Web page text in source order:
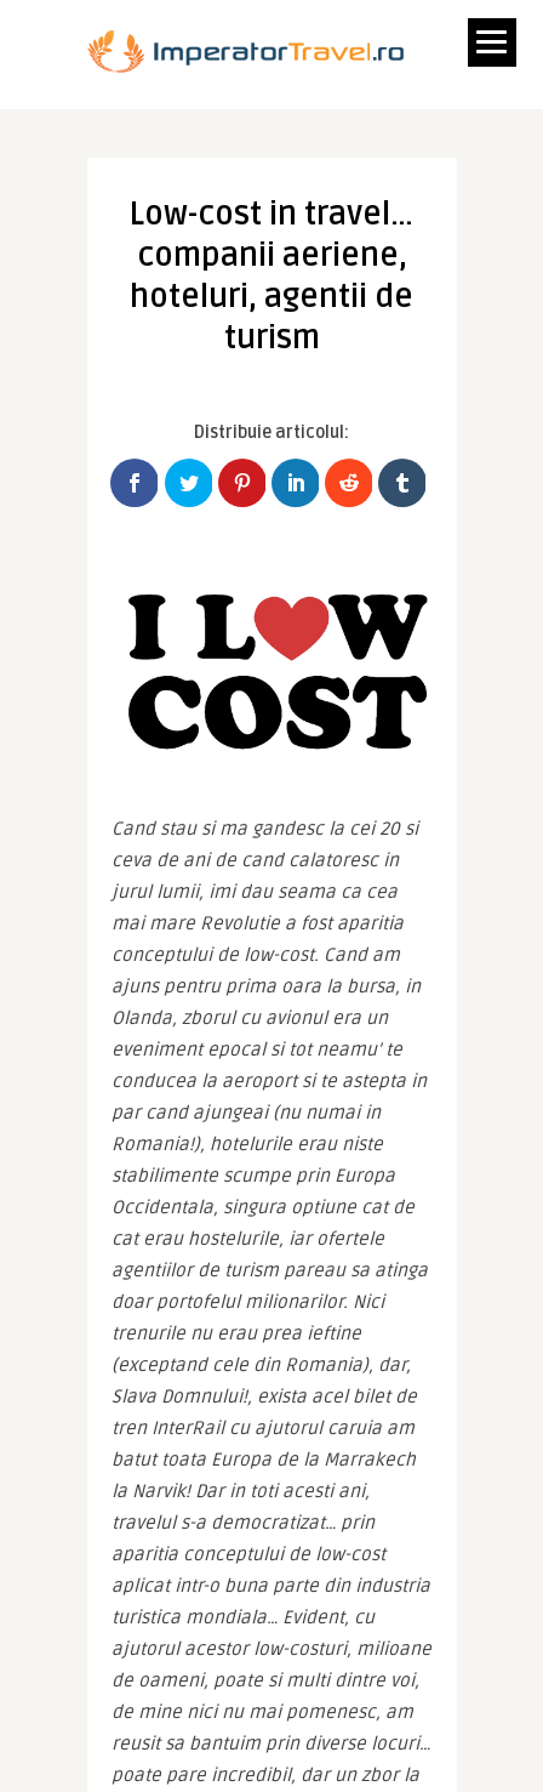
Low-cost in travel…
companii aeriene,
hoteluri, agentii de
turism
Distribuie articolul:
Cand stau si ma gandesc la cei 20 si
ceva de ani de cand calatoresc in
jurul lumii, imi dau seama ca cea
mai mare Revolutie a fost aparitia
conceptului de low-cost. Cand am
ajuns pentru prima oara la bursa, in
Olanda, zborul cu avionul era un
eveniment epocal si tot neamu’ te
conducea la aeroport si te astepta in
par cand ajungeai (nu numai in
Romania!), hotelurile erau niste
stabilimente scumpe prin Europa
Occidentala, singura optiune cat de
cat erau hostelurile, iar ofertele
agentiilor de turism pareau sa atinga
doar portofelul milionarilor. Nici
trenurile nu erau prea ieftine
(exceptand cele din Romania), dar,
Slava Domnului!, exista acel bilet de
tren InterRail cu ajutorul caruia am
batut toata Europa de la Marrakech
la Narvik! Dar in toti acesti ani,
travelul s-a democratizat… prin
aparitia conceptului de low-cost
aplicat intr-o buna parte din industria
turistica mondiala… Evident, cu
ajutorul acestor low-costuri, milioane
de oameni, poate si multi dintre voi,
de mine nici nu mai pomenesc, am
reusit sa bantuim prin diverse locuri…
poate pare incredibil, dar un zbor la